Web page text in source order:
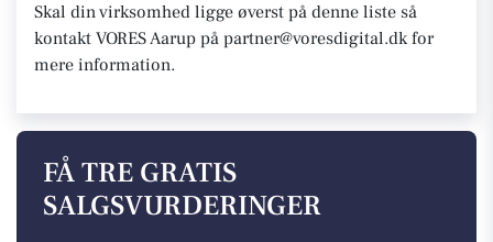
Skal din virksomhed ligge øverst på denne liste så
kontakt VORES Aarup på partner@voresdigital.dk for
mere information.
FÅ TRE GRATIS
SALGSVURDERINGER